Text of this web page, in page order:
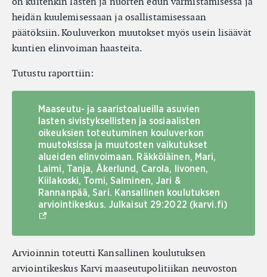
heidän kuulemisessaan ja osallistamisessaan
päätöksiin. Kouluverkon muutokset myös usein lisäävät
kuntien elinvoiman haasteita.
Tutustu raporttiin:
Maaseutu- ja saaristoalueilla asuvien
lasten sivistyksellisten ja sosiaalisten
oikeuksien toteutuminen kouluverkon
muutoksissa ja muutosten vaikutukset
alueiden elinvoimaan. Räkköläinen, Mari,
Laimi, Tanja, Åkerlund, Carola, Iivonen,
Kiilakoski, Tomi, Salminen, Jari &
Rannanpää, Sari. Kansallinen koulutuksen
arviointikeskus. Julkaisut 29:2022 (karvi.fi)
(Ulkoinen linkki)
Arvioinnin toteutti Kansallinen koulutuksen
arviointikeskus Karvi maaseutupolitiikan neuvoston